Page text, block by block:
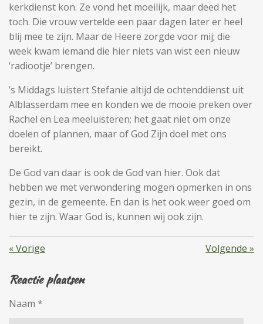
kerkdienst kon. Ze vond het moeilijk, maar deed het
toch. Die vrouw vertelde een paar dagen later er heel
blij mee te zijn. Maar de Heere zorgde voor mij; die
week kwam iemand die hier niets van wist een nieuw
‘radiootje’ brengen.
’s Middags luistert Stefanie altijd de ochtenddienst uit
Alblasserdam mee en konden we de mooie preken over
Rachel en Lea meeluisteren; het gaat niet om onze
doelen of plannen, maar of God Zijn doel met ons
bereikt.
De God van daar is ook de God van hier. Ook dat
hebben we met verwondering mogen opmerken in ons
gezin, in de gemeente. En dan is het ook weer goed om
hier te zijn. Waar God is, kunnen wij ook zijn.
«Vorige Volgende »
Reactie plaatsen
Naam *